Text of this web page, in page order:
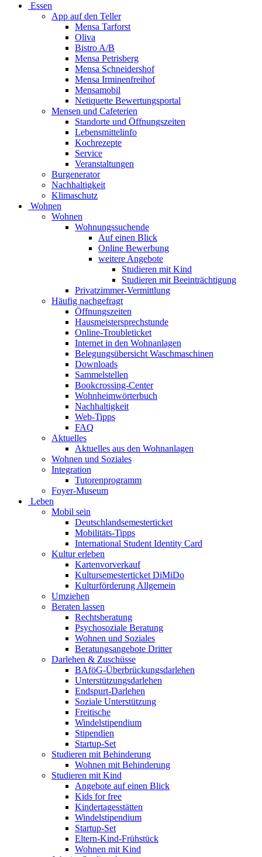
Essen
App auf den Teller
Mensa Tarforst
Oliva
Bistro A/B
Mensa Petrisberg
Mensa Schneidershof
Mensa Irminenfreihof
Mensamobil
Netiquette Bewertungsportal
Mensen und Cafeterien
Standorte und Öffnungszeiten
Lebensmittelinfo
Kochrezepte
Service
Veranstaltungen
Burgenerator
Nachhaltigkeit
Klimaschutz
Wohnen
Wohnen
Wohnungssuchende
Auf einen Blick
Online Bewerbung
weitere Angebote
Studieren mit Kind
Studieren mit Beeinträchtigung
Privatzimmer-Vermittlung
Häufig nachgefragt
Öffnungszeiten
Hausmeistersprechstunde
Online-Troubleticket
Internet in den Wohnanlagen
Belegungsübersicht Waschmaschinen
Downloads
Sammelstellen
Bookcrossing-Center
Wohnheimwörterbuch
Nachhaltigkeit
Web-Tipps
FAQ
Aktuelles
Aktuelles aus den Wohnanlagen
Wohnen und Soziales
Integration
Tutorenprogramm
Foyer-Museum
Leben
Mobil sein
Deutschlandsemesterticket
Mobilitäts-Tipps
International Student Identity Card
Kultur erleben
Kartenvorverkauf
Kultursemesterticket DiMiDo
Kulturförderung Allgemein
Umziehen
Beraten lassen
Rechtsberatung
Psychosoziale Beratung
Wohnen und Soziales
Beratungsangebote Dritter
Darlehen & Zuschüsse
BAföG-Überbrückungsdarlehen
Unterstützungsdarlehen
Endspurt-Darlehen
Soziale Unterstützung
Freitische
Windelstipendium
Stipendien
Startup-Set
Studieren mit Behinderung
Wohnen mit Behinderung
Studieren mit Kind
Angebote auf einen Blick
Kids for free
Kindertagesstätten
Windelstipendium
Startup-Set
Eltern-Kind-Frühstück
Wohnen mit Kind